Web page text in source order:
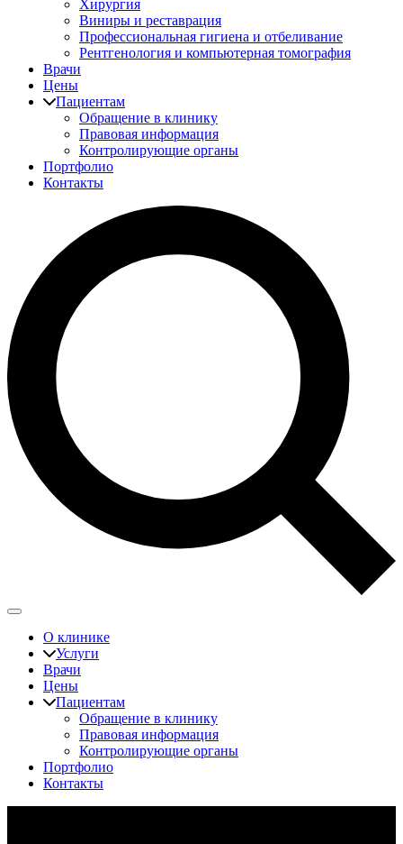
Хирургия
Виниры и реставрация
Профессиональная гигиена и отбеливание
Рентгенология и компьютерная томография
Врачи
Цены
Пациентам
Обращение в клинику
Правовая информация
Контролирующие органы
Портфолио
Контакты
О клинике
Услуги
Врачи
Цены
Пациентам
Обращение в клинику
Правовая информация
Контролирующие органы
Портфолио
Контакты